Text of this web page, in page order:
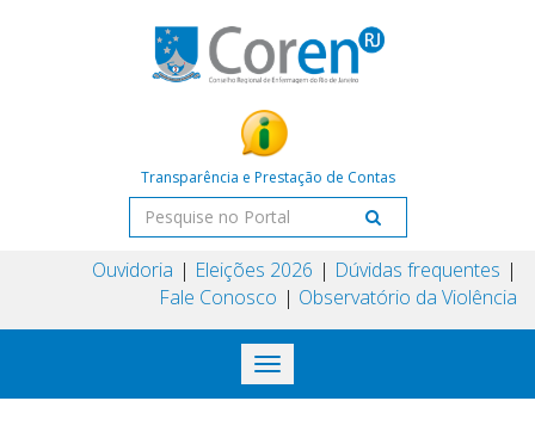
Transparência e Prestação de Contas
Ouvidoria Eleições 2026
Dúvidas frequentes
Fale Conosco
Observatório da Violência
Toggle
navigation